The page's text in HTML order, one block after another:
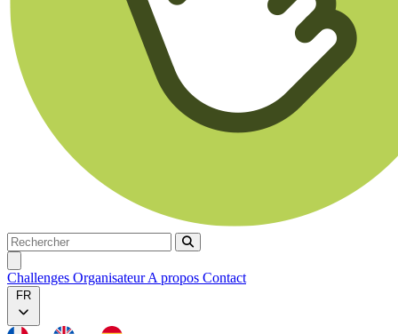
Rechercher
Rechercher
Challenges OrganisateurA propos Contact
FR